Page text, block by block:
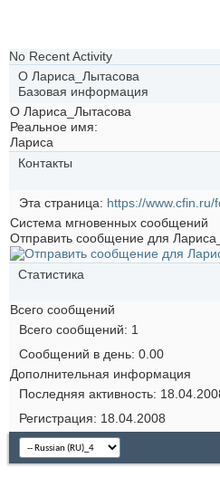
No Recent Activity
О Лариса_Лытасова
Базовая информация
О Лариса_Лытасова
Реальное имя:
Лариса
Контакты
Эта страница
https://
Система мгновенных сообщений
Отправить сообщение для
Статистика
Всего сообщений
Всего сообщений
1
Сообщений в день 0.00
Дополнительная информация
Последняя активность
Регистрация
18.04.2008